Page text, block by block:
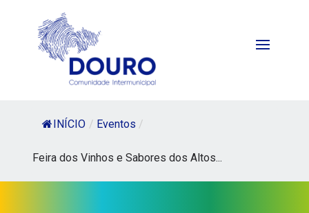
INÍCIO / Eventos /
Feira dos Vinhos e Sabores dos Altos...